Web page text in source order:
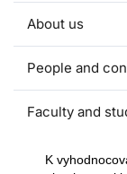
About us
People and
Faculty and
Projects and
K